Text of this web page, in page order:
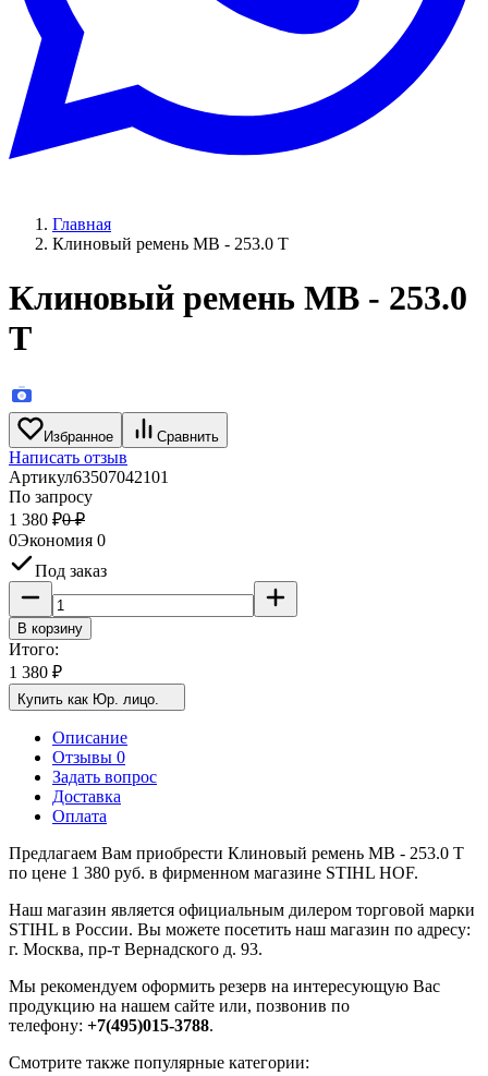
Главная
Клиновый ремень MB - 253.0 T
Клиновый ремень MB - 253.0
T
Избранное Сравнить
Написать отзыв
Артикул63507042101
По запросу
1 380 ₽0 ₽
0Экономия 0
Под заказ
В корзину
Итого:
1 380 ₽
Купить как Юр. лицо.
Описание
Отзывы 0
Задать вопрос
Доставка
Оплата
Предлагаем Вам приобрести Клиновый ремень MB - 253.0 T
по цене 1 380 руб. в фирменном магазине STIHL HOF.
Наш магазин является официальным дилером торговой марки
STIHL в России. Вы можете посетить наш магазин по адресу:
г. Москва, пр-т Вернадского д. 93.
Мы рекомендуем оформить резерв на интересующую Вас
продукцию на нашем сайте или, позвонив по
телефону: +7(495)015-3788.
Смотрите также популярные категории: